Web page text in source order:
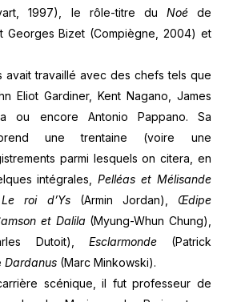
1997), le rôle-titre du Noéde
Georges Bizet (Compiègne, 2004) et
avait travaillé avec des chefs tels que
Eliot Gardiner, Kent Nagano, James
ou encore Antonio Pappano. Sa
une trentaine (voire une
parmi lesquels on citera, en
intégrales,Pelléas et Mélisande
Le roi d’Ys(Armin Jordan), Œdipe
et Dalila (Myung-Whun Chung),
Dutoit), Esclarmonde(Patrick
Dardanus (Marc Minkowski).
scénique, il fut professeur de